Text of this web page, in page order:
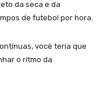
da seca e da
de futebol por hora.
você teria que
o ritmo da